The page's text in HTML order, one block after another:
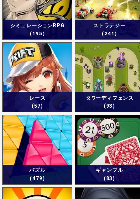
シミュレーションRPG
(195)
ストラテジー
(241)
レース
(57)
タワーディフェンス
(93)
パズル
(479)
ギャンブル
(83)